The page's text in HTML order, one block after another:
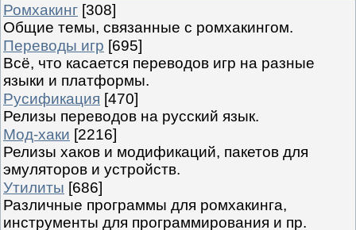
Ромхакинг [308]
Общие темы, связанные с ромхакингом.
Переводы игр [695]
Всё, что касается переводов игр на разные
языки и платформы.
Русификация [470]
Релизы переводов на русский язык.
Мод-хаки [2216]
Релизы хаков и модификаций, пакетов для
эмуляторов и устройств.
Утилиты [686]
Различные программы для ромхакинга,
инструменты для программирования и пр.